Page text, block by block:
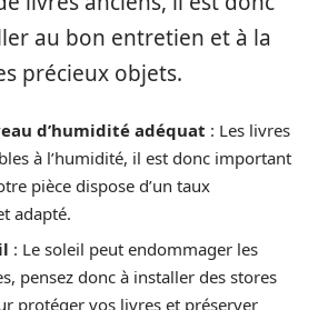
au bon entretien et à la
précieux objets.
d’humidité adéquat : Les livres
à l’humidité, il est donc important
pièce dispose d’un taux
adapté.
: Le soleil peut endommager les
pensez donc à installer des stores
protéger vos livres et préserver